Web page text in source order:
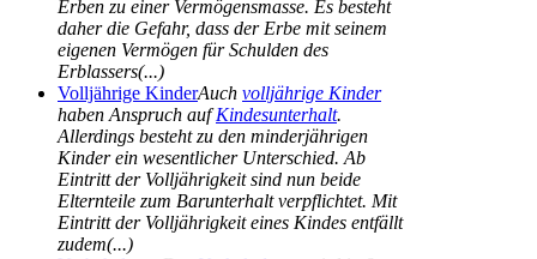
Erben zu einer Vermögensmasse. Es besteht
daher die Gefahr, dass der Erbe mit seinem
eigenen Vermögen für Schulden des
Erblassers(...)
Volljährige KinderAuch volljährige Kinder
haben Anspruch aufKindesunterhalt.
Allerdings besteht zu den minderjährigen
Kinder ein wesentlicher Unterschied. Ab
Eintritt der Volljährigkeit sind nun beide
Elternteile zum Barunterhalt verpflichtet. Mit
Eintritt der Volljährigkeit eines Kindes entfällt
zudem(...)